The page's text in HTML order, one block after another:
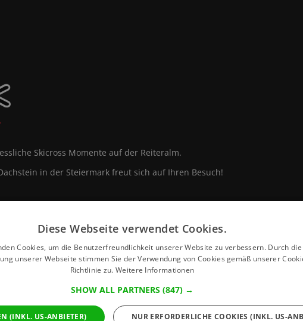
Skicross Momente auf der Reiteralm.
in der Steiermark freut sich auf Ihren Besuch!
Diese Webseite verwendet Cookies.
Cookies, um die Benutzerfreundlichkeit unserer Website zu verbessern. Durch die
unserer Webseite stimmen Sie der Verwendung von Cookies gemäß unserer
Richtlinie zu.Weitere Informationen
SHOW ALL PARTNERS (847) →
(INKL. US-ANBIETER) NUR ERFORDERLICHE COOKIES (INKL. US-